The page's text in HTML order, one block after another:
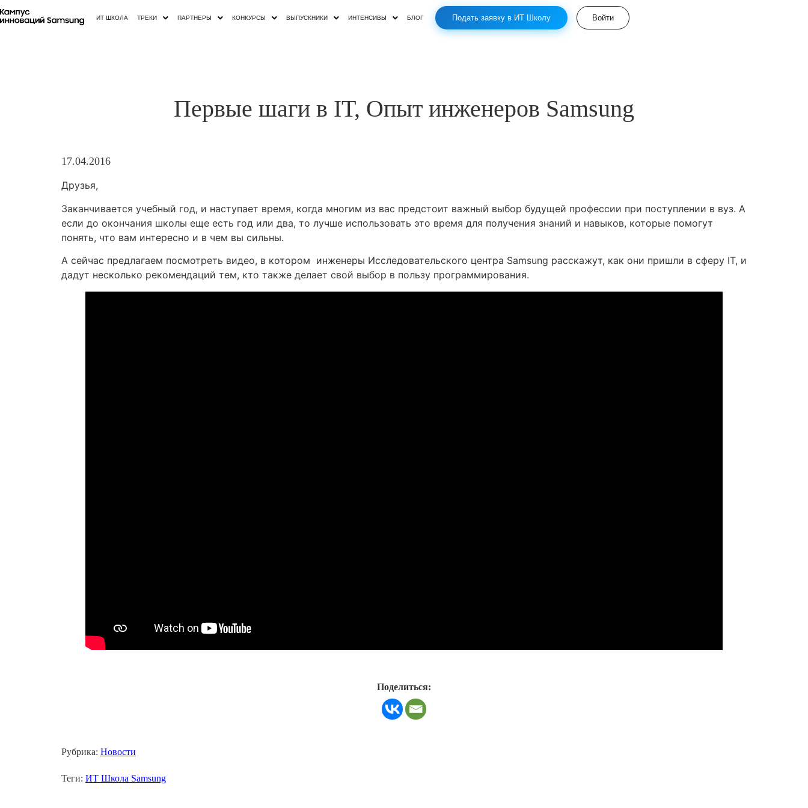
ИТ ШКОЛА ТРЕКИ ПАРТНЕРЫ КОНКУРСЫ ВЫПУСКНИКИ ИНТЕНСИВЫ БЛОГ Подать заявку в ИТ Школу Войти
Первые шаги в IT, Опыт инженеров Samsung
17.04.2016
Друзья,
Заканчивается учебный год, и наступает время, когда многим из вас предстоит важный выбор будущей профессии при поступлении в вуз. А
если до окончания школы еще есть год или два, то лучше использовать это время для получения знаний и навыков, которые помогут
понять, что вам интересно и в чем вы сильны.
А сейчас предлагаем посмотреть видео, в котором инженеры Исследовательского центра Samsung расскажут, как они пришли в сферу IT, и
дадут несколько рекомендаций тем, кто также делает свой выбор в пользу программирования.
Поделиться:
Рубрика: Новости
Теги: ИТ Школа Samsung